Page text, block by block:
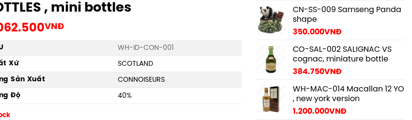
, mini bottles
VNĐ
WH-ID-CON-001
Xứ
SCOTLAND
Sản Xuất
CONNOISEURS
Độ
40%
CN-SS-009 Samseng Panda
shape
350.000VNĐ
CO-SAL-002 SALIGNAC VS
cognac, miniature bottle
384.750VNĐ
WH-MAC-014 Macallan 12 YO
, new york version
1.200.000VNĐ